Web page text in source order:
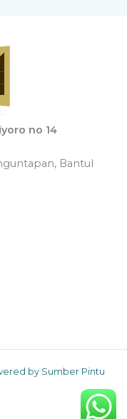
no 14
Bantul
by Sumber Pintu